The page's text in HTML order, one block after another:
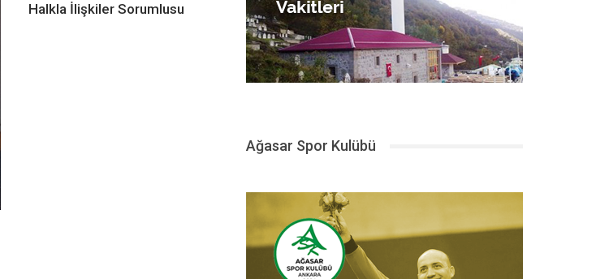
Halkla İlişkiler Sorumlusu
Ağasar Spor Kulübü